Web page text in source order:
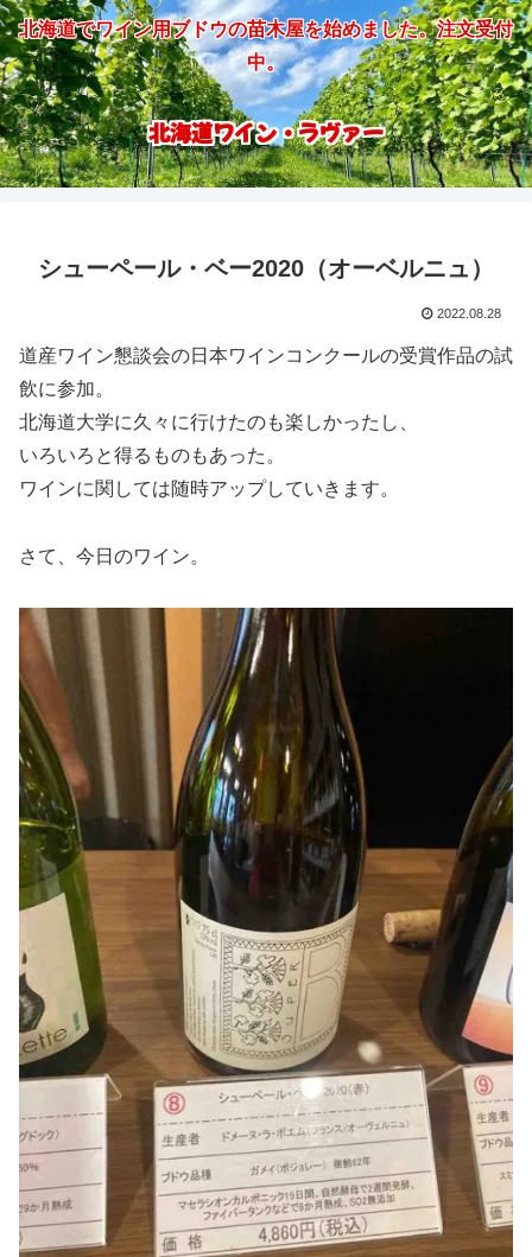
北海道でワイン用ブドウの苗木屋を始めました。注文受付
中。
北海道ワイン・ラヴァー
シューペール・ベー2020（オーベルニュ）
2022.08.28
道産ワイン懇談会の日本ワインコンクールの受賞作品の試
飲に参加。
北海道大学に久々に行けたのも楽しかったし、
いろいろと得るものもあった。
ワインに関しては随時アップしていきます。
さて、今日のワイン。